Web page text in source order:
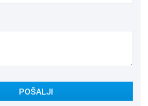
POŠALJI